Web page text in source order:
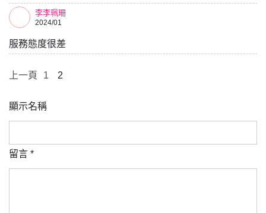
李李珮珊
2024/01
服務態度很差
上一頁 1 2
顯示名稱
留言 *